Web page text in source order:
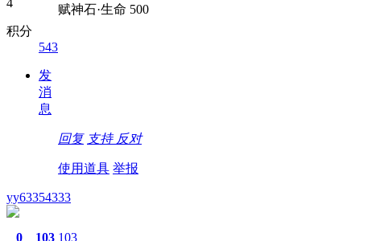
积分
543
发
消
息
赋神石·生命 500
回复 支持 反对
使用道具 举报
yy63354333
0 103 103